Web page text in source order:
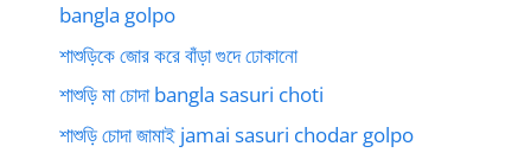
bangla golpo
শাশুড়িকে জোর করে বাঁড়া গুদে ঢোকানো
শাশুড়ি মা চোদা bangla sasuri choti
শাশুড়ি চোদা জামাই jamai sasuri chodar golpo